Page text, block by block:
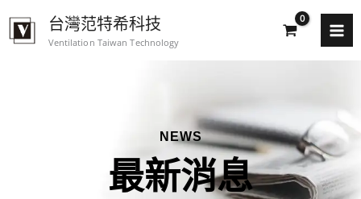
台灣范特希科技
Ventilation Taiwan Technology
NEWS
最新消息